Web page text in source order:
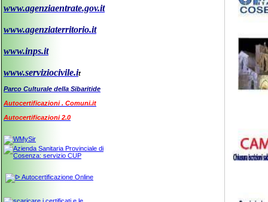
www.agenziaentrate.gov.it
www.agenziaterritorio.it
www.inps.it
www.serviziocivile.it
Parco Culturale della Sibaritide
Autocertificazioni . Comuni.it
Autocertificazioni 2.0